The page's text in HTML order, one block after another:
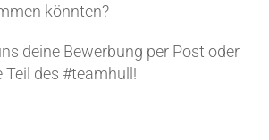
könnten?
deine Bewerbung per Post oder
Teil des #teamhull!